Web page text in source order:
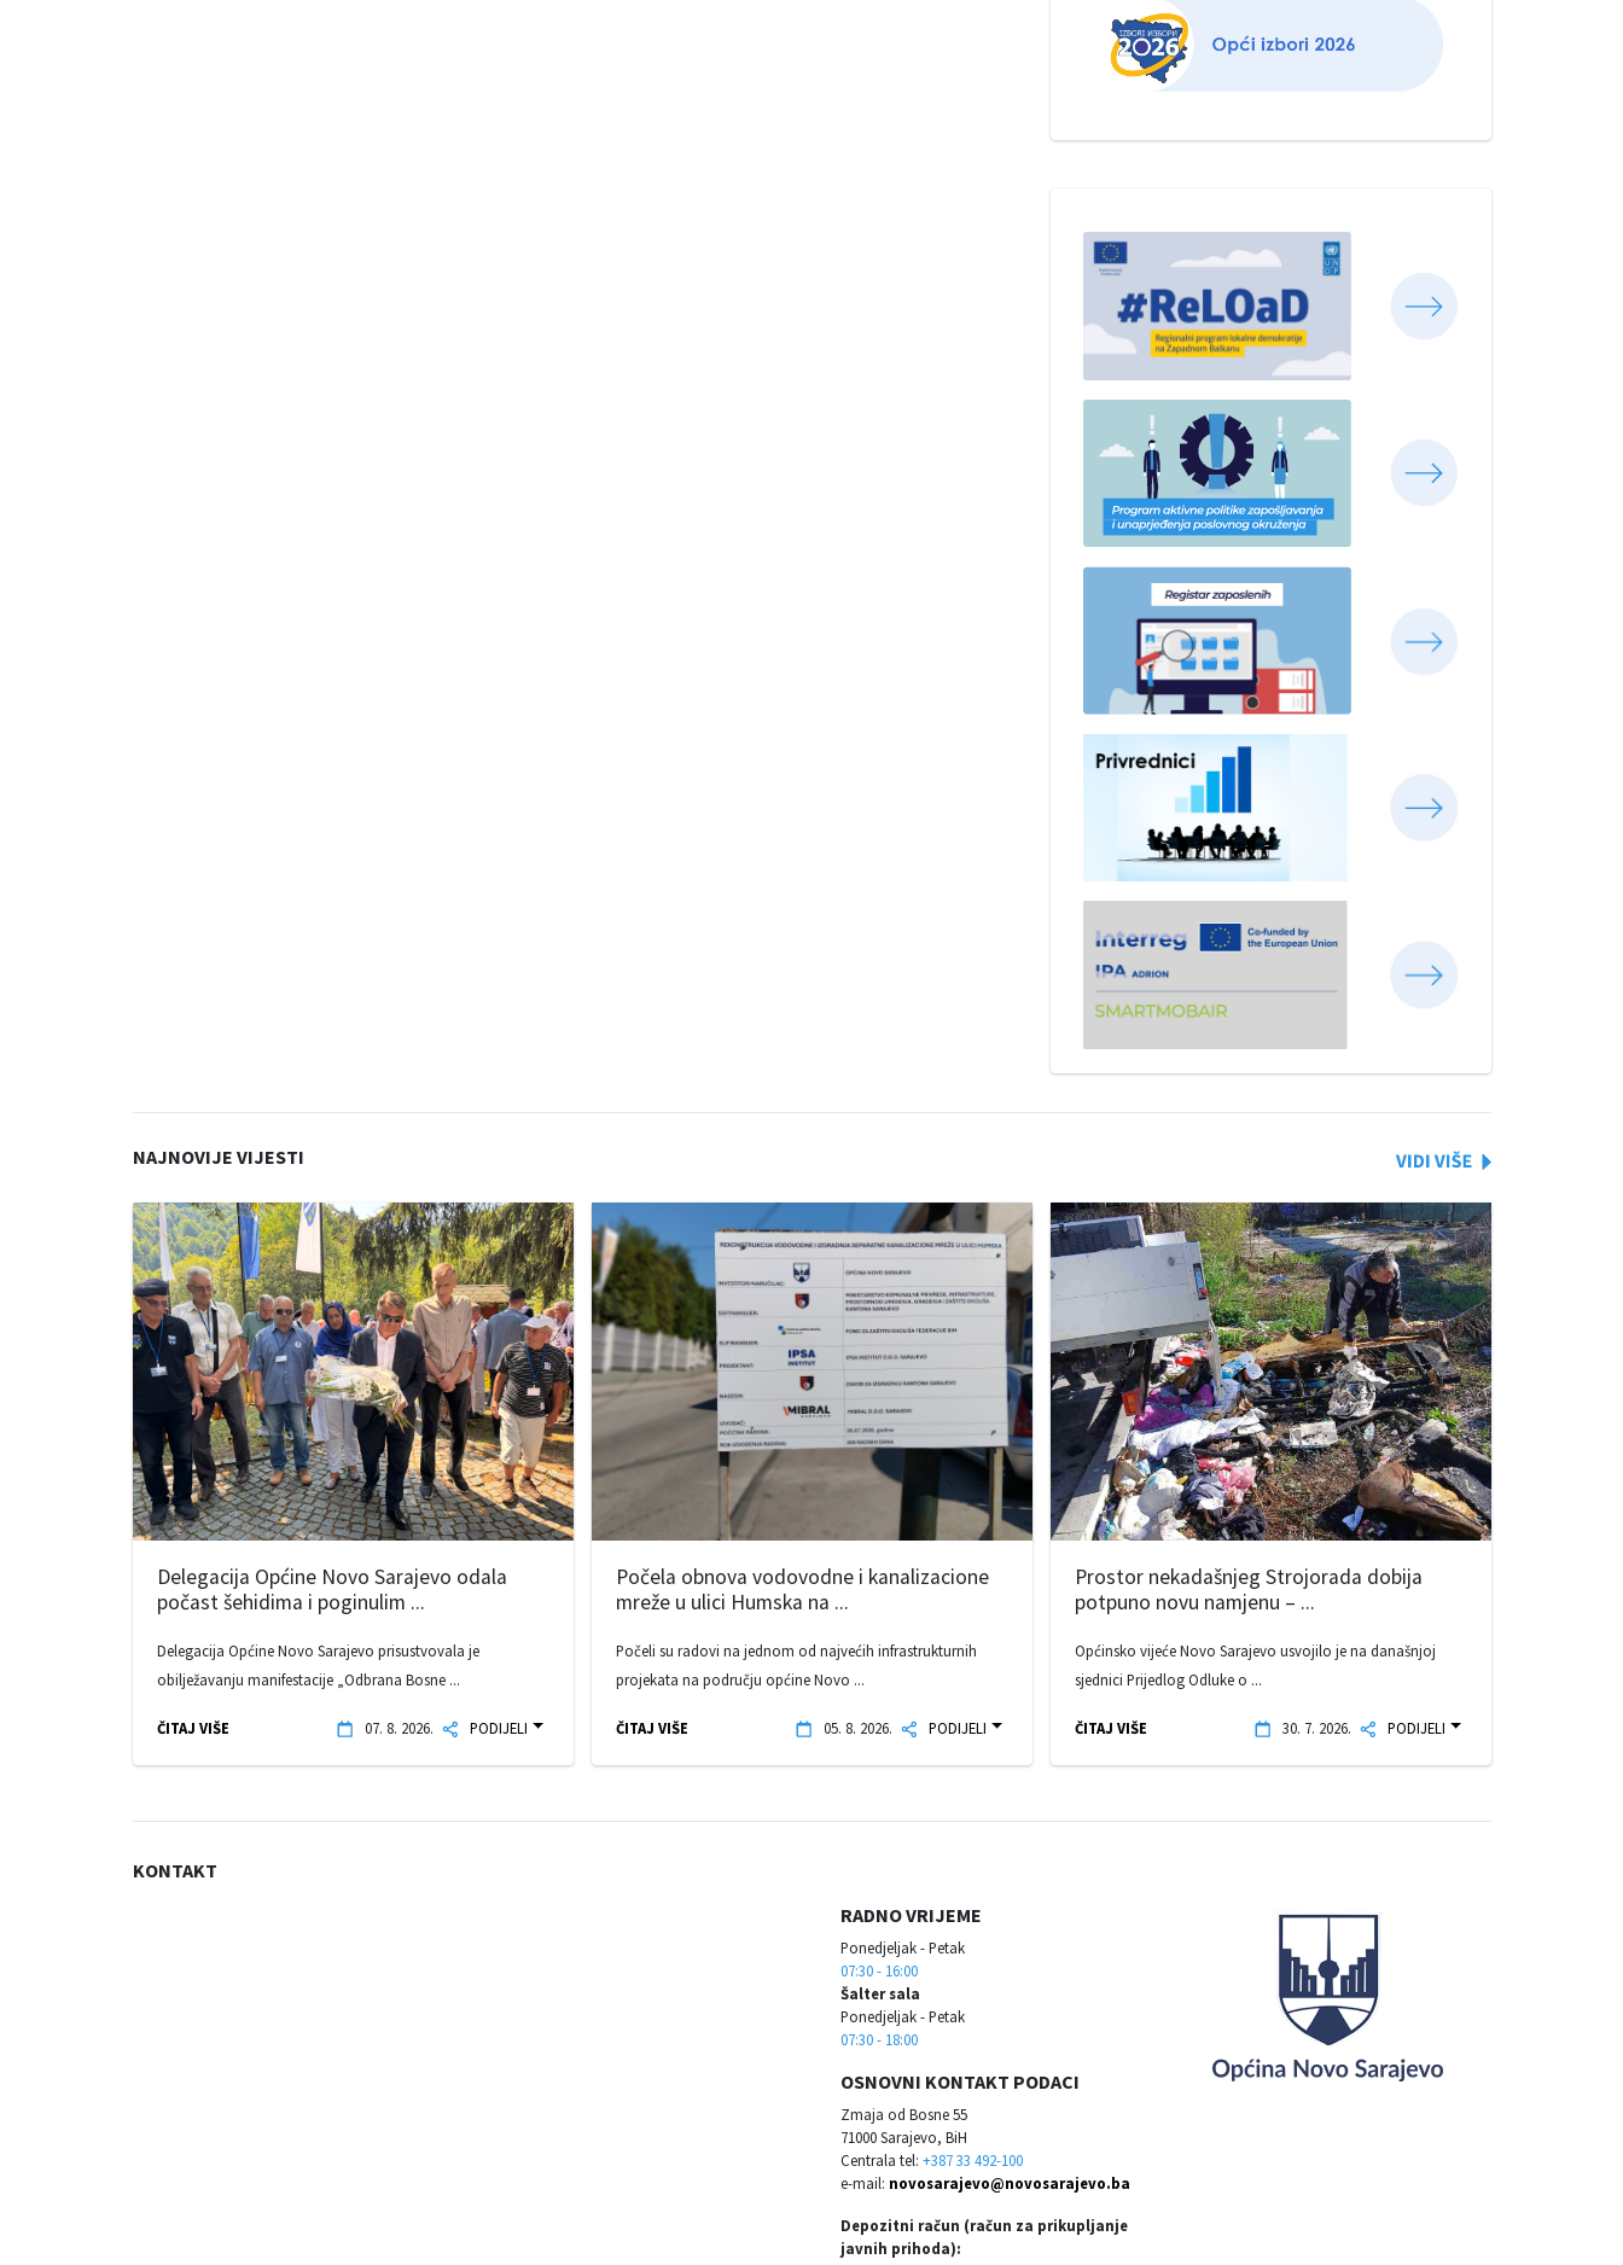
NAJNOVIJE VIJESTI
Delegacija Općine Novo Sarajevo odala
počast šehidima i poginulim ...
Delegacija Općine Novo Sarajevo prisustvovala je
obilježavanju manifestacije „Odbrana Bosne ...
ČITAJ VIŠE 07. 8. 2026. PODIJELI
Počela obnova vodovodne i kanalizacione
mreže u ulici Humska na ...
Počeli su radovi na jednom od najvećih infrastrukturnih
projekata na području općine Novo ...
ČITAJ VIŠE 05. 8. 2026. PODIJELI
Prostor nekadašnjeg Strojorada dobija
potpuno novu namjenu – ...
Općinsko vijeće Novo Sarajevo usvojilo je na današnjoj
sjednici Prijedlog Odluke o ...
ČITAJ VIŠE 30. 7. 2026. PODIJELI
KONTAKT
RADNO VRIJEME
Ponedjeljak - Petak
07:30 - 16:00
Šalter sala
Ponedjeljak - Petak
07:30 - 18:00
OSNOVNI KONTAKT PODACI
Zmaja od Bosne 55
71000 Sarajevo, BiH
Centrala tel: +387 33 492-100
e-mail: novosarajevo@novosarajevo.ba
Depozitni račun (račun za prikupljanje
javnih prihoda):